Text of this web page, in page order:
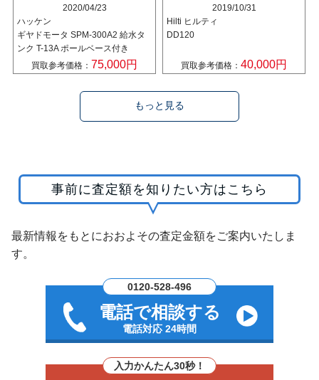
2020/04/23
ハッケン
ギヤドモータ SPM-300A2 給水タ
ンク T-13A ポールベース付き
買取参考価格： 75,000円
2019/10/31
Hilti ヒルティ
DD120
買取参考価格： 40,000円
もっと見る
事前に査定額を知りたい方はこちら
最新情報をもとにおおよその査定金額をご案内いたしま
す。
0120-528-496
電話で相談する
電話対応 24時間
入力かんたん30秒！